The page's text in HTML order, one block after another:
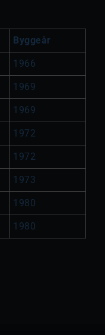
Byggeår
1966
1969
1969
1972
1972
1973
1980
1980